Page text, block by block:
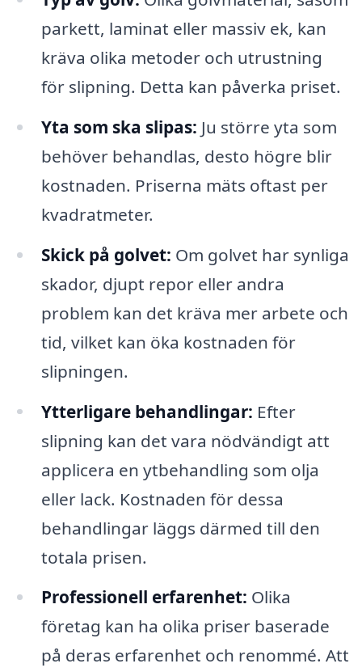
parkett, laminat eller massiv ek, kan
kräva olika metoder och utrustning
för slipning. Detta kan påverka priset.
Yta som ska slipas: Ju större yta som
behöver behandlas, desto högre blir
kostnaden. Priserna mäts oftast per
kvadratmeter.
Skick på golvet: Om golvet har synliga
skador, djupt repor eller andra
problem kan det kräva mer arbete och
tid, vilket kan öka kostnaden för
slipningen.
Ytterligare behandlingar: Efter
slipning kan det vara nödvändigt att
applicera en ytbehandling som olja
eller lack. Kostnaden för dessa
behandlingar läggs därmed till den
totala prisen.
Professionell erfarenhet: Olika
företag kan ha olika priser baserade
på deras erfarenhet och renommé. Att